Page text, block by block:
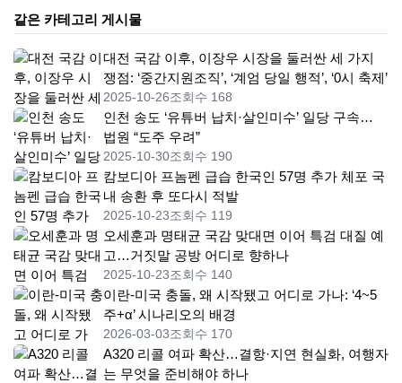
같은 카테고리 게시물
대전 국감 이후, 이장우 시장을 둘러싼 세 가지
쟁점: ‘중간지원조직’, ‘계엄 당일 행적’, ‘0시 축제’
2025-10-26조회수 168
인천 송도 ‘유튜버 납치·살인미수’ 일당 구속…
법원 “도주 우려”
2025-10-30조회수 190
캄보디아 프놈펜 급습 한국인 57명 추가 체포 국
내 송환 후 또다시 적발
2025-10-23조회수 119
오세훈과 명태균 국감 맞대면 이어 특검 대질 예
고…거짓말 공방 어디로 향하나
2025-10-23조회수 140
이란-미국 충돌, 왜 시작됐고 어디로 가나: ‘4~5
주+α’ 시나리오의 배경
2026-03-03조회수 170
A320 리콜 여파 확산…결항·지연 현실화, 여행자
는 무엇을 준비해야 하나